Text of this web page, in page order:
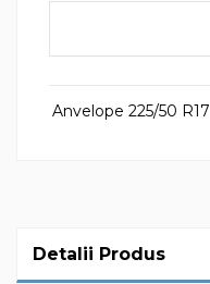
Anvelope 225/50 R17
Detalii Produs